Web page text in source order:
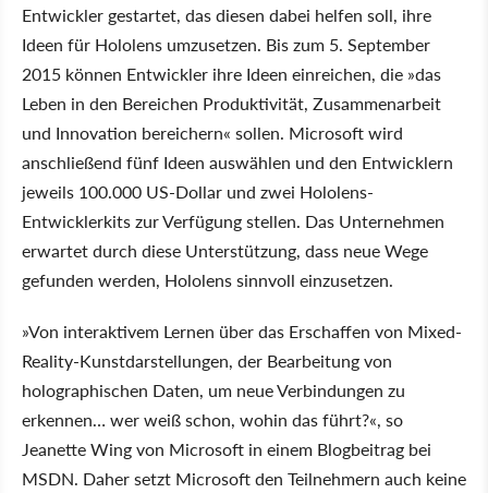
Entwickler gestartet, das diesen dabei helfen soll, ihre
Ideen für Hololens umzusetzen. Bis zum 5. September
2015 können Entwickler ihre Ideen einreichen, die »das
Leben in den Bereichen Produktivität, Zusammenarbeit
und Innovation bereichern« sollen. Microsoft wird
anschließend fünf Ideen auswählen und den Entwicklern
jeweils 100.000 US-Dollar und zwei Hololens-
Entwicklerkits zur Verfügung stellen. Das Unternehmen
erwartet durch diese Unterstützung, dass neue Wege
gefunden werden, Hololens sinnvoll einzusetzen.
»Von interaktivem Lernen über das Erschaffen von Mixed-
Reality-Kunstdarstellungen, der Bearbeitung von
holographischen Daten, um neue Verbindungen zu
erkennen… wer weiß schon, wohin das führt?«, so
Jeanette Wing von Microsoft in einem Blogbeitrag bei
MSDN. Daher setzt Microsoft den Teilnehmern auch keine